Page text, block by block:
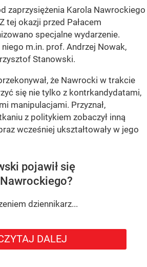
zaprzysiężenia Karola Nawrockiego
tej okazji przed Pałacem
specjalne wydarzenie.
m.in. prof. Andrzej Nowak,
Stanowski.
że Nawrocki w trakcie
się nie tylko z kontrkandydatami,
manipulacjami. Przyznał,
z politykiem zobaczył inną
wcześniej ukształtowały w jego
pojawił się
dziennikarz...
DALEJ